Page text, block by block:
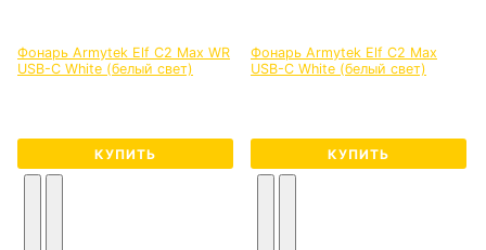
Фонарь Armytek Elf C2 Max WR
USB-C White (белый свет)
КУПИТЬ
Фонарь Armytek Elf C2 Max
USB-C White (белый свет)
КУПИТЬ